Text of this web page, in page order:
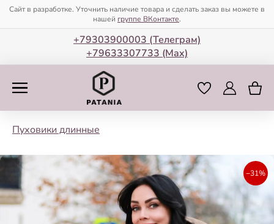
Сайт в разработке. Уточнить наличие товара и сделать заказ вы можете в
нашей группе ВКонтакте.
+79303900003 (Телеграм)
+79633307733 (Мax)
Пуховики длинные
−31%